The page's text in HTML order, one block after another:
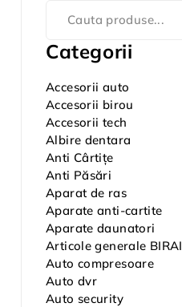
Categorii
Accesorii auto
Accesorii birou
Accesorii tech
Albire dentara
Anti Cârtițe
Anti Păsări
Aparat de ras
Aparate anti-cartite
Aparate daunatori
Articole generale BIRAI
Auto compresoare
Auto dvr
Auto security